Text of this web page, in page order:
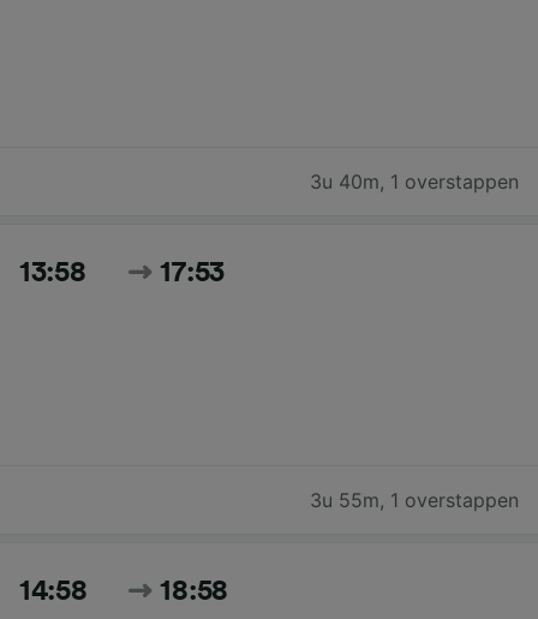
3u 40m, 1 overstappen
13:58 17:53
3u 55m, 1 overstappen
14:58 18:58